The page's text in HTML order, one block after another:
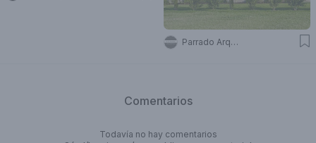
Parrado Arquitectura
Comentarios
Todavía no hay comentarios